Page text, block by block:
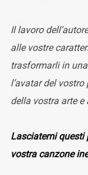
Il lavoro
alle vostre
trasformarli in
l’avatar del
della vostra arte e
Lasciatemi questi
vostra canzone